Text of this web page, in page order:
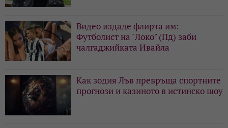
Видео издаде флирта им:
Футболист на "Локо" (Пд) заби
чалгаджийката Ивайла
Как зодия Лъв превръща спортните
прогнози и казиното в истинско шоу